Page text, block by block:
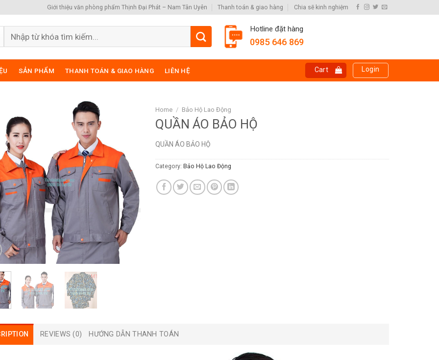
Giới thiệu văn phòng phẩm Thịnh Đại Phát – Nam Tân Uyên Thanh toán & giao hàng Chia sẽ kinh nghiệm
Search
Hotline đặt hàng
0985 646 869
SẢN PHẨM THANH TOÁN & GIAO HÀNG LIÊN HỆ Cart Login
Home / Bảo Hộ Lao Động
QUẦN ÁO BẢO HỘ
QUẦN ÁO BẢO HỘ
Category:Bảo Hộ Lao Động
REVIEWS (0) HƯỚNG DẪN THANH TOÁN